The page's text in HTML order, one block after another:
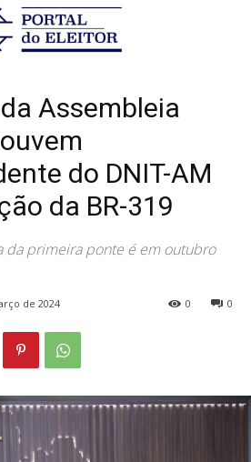
da Assembleia Legislativa ouvem
sobre situação da BR-319
Assembleia
do DNIT-AM
da BR-319
da primeira ponte é em outubro
de 2024 0
0